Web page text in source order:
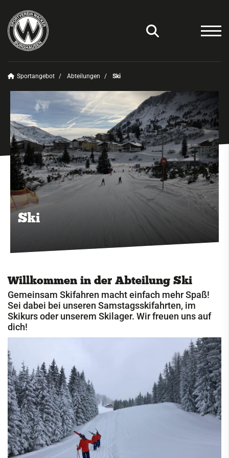
Sportangebot Abteilungen Ski
Ski
Willkommen in der Abteilung Ski
Gemeinsam Skifahren macht einfach mehr Spaß!
Sei dabei bei unseren Samstagsskifahrten, im
Skikurs oder unserem Skilager. Wir freuen uns auf
dich!
Sportangebot
Deinen Sport finden
Abteilungen
Amateurfunk
Badminton
Basketball
Faustball
Fechten
Fußball
Handball
Kegeln
Kindersportschule
Leichtathletik
Paddeln
Radsport